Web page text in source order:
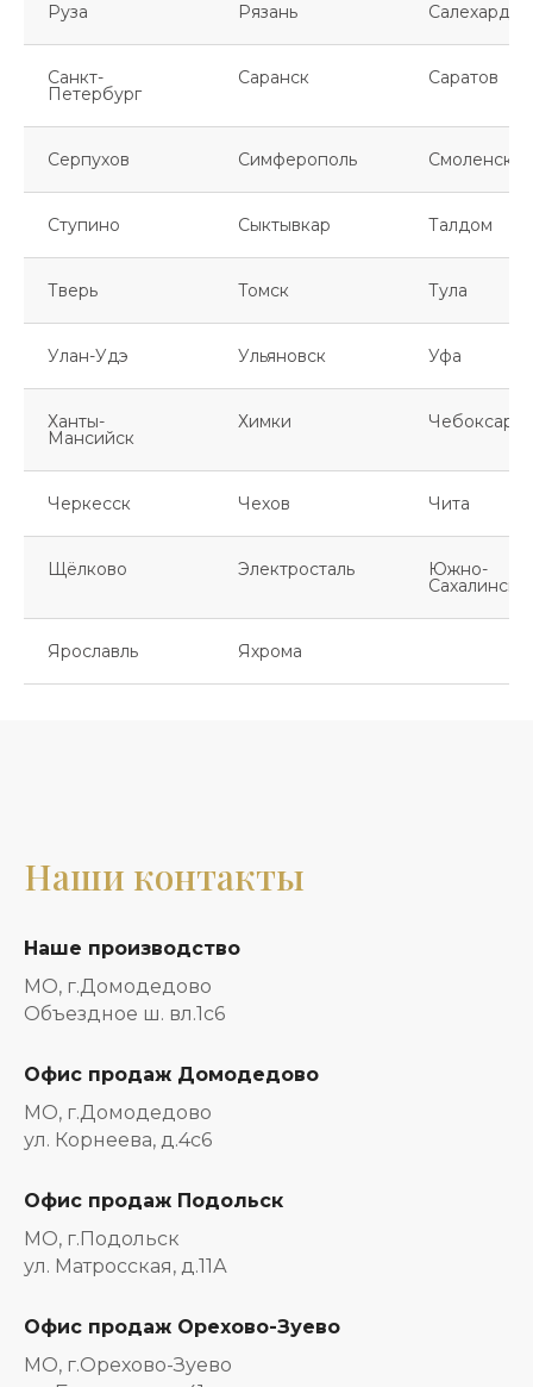
Руза Рязань Салехард
Санкт-
Петербург
Саранск Саратов
Серпухов Симферополь Смоленск
Ступино Сыктывкар Талдом
Тверь Томск Тула
Улан-Удэ Ульяновск Уфа
Ханты-
Мансийск
Химки Чебоксары
Черкесск Чехов Чита
Щёлково Электросталь Южно-
Сахалинск
Ярославль Яхрома
Наши контакты
Наше производство
МО, г.Домодедово
Объездное ш. вл.1с6
Офис продаж Домодедово
МО, г.Домодедово
ул. Корнеева, д.4с6
Офис продаж Подольск
МО, г.Подольск
ул. Матросская, д.11А
Офис продаж Орехово-Зуево
МО, г.Орехово-Зуево